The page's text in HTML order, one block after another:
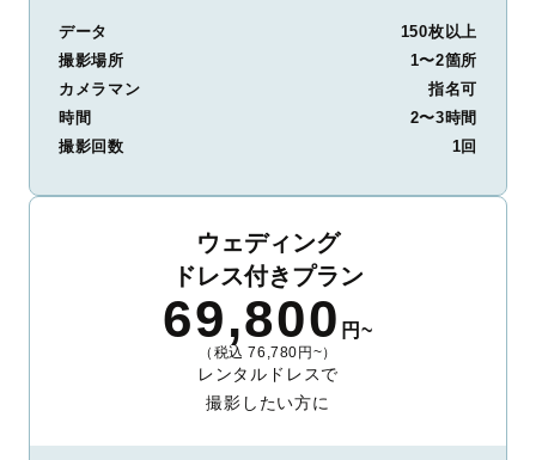
データ
150枚以上
撮影場所
1〜2箇所
カメラマン
指名可
時間
2〜3時間
撮影回数
1回
ウェディング
ドレス付きプラン
69,800 円~
（税込 76,780円~）
レンタルドレスで
撮影したい方に